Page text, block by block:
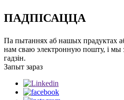
ПАДПІСАЦЦА
Па пытаннях аб нашых прадуктах
нам сваю электронную пошту, і мы
гадзін.
Запыт зараз